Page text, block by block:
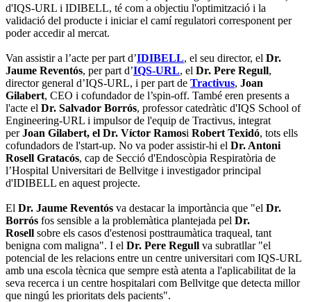
d'IQS-URL i IDIBELL, té com a objectiu l'optimització i la
validació del producte i iniciar el camí regulatori corresponent per
poder accedir al mercat.
Van assistir a l’acte per part d’IDIBELL, el seu director, el Dr.
Jaume Reventós, per part d’IQS-URL, el Dr. Pere Regull,
director general d’IQS-URL, i per part de Tractivus, Joan
Gilabert, CEO i cofundador de l’spin-off. També eren presents a
l'acte el Dr. Salvador Borrós, professor catedràtic d'IQS School of
Engineering-URL i impulsor de l'equip de Tractivus, integrat
perJoan Gilabert, el Dr. Víctor Ramosi Robert Texidó, tots ells
cofundadors de l'start-up. No va poder assistir-hi el Dr. Antoni
Rosell Gratacós, cap de Secció d'Endoscòpia Respiratòria de
l’Hospital Universitari de Bellvitge i investigador principal
d'IDIBELL en aquest projecte.
El Dr. Jaume Reventós va destacar la importància que "el Dr.
Borrós fos sensible a la problemàtica plantejada pel Dr.
Rosell sobre els casos d'estenosi posttraumàtica traqueal, tant
benigna com maligna". I el Dr. Pere Regull va subratllar "el
potencial de les relacions entre un centre universitari com IQS-URL
amb una escola tècnica que sempre està atenta a l'aplicabilitat de la
seva recerca i un centre hospitalari com Bellvitge que detecta millor
que ningú les prioritats dels pacients".